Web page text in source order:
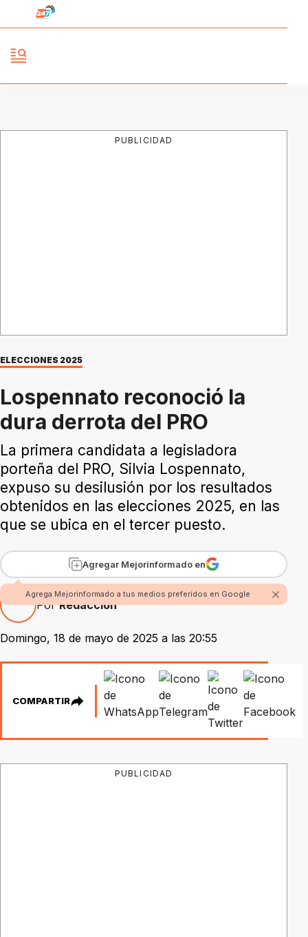
PUBLICIDAD
ELECCIONES 2025
Lospennato reconoció la
dura derrota del PRO
La primera candidata a legisladora
porteña del PRO, Silvia Lospennato,
expuso su desilusión por los resultados
obtenidos en las elecciones 2025, en las
que se ubica en el tercer puesto.
Agregar Mejorinformado en
Agrega Mejorinformado a tus medios preferidos en Google
PorRedacción
Domingo, 18 de mayo de 2025 a las 20:55
COMPARTIR
PUBLICIDAD